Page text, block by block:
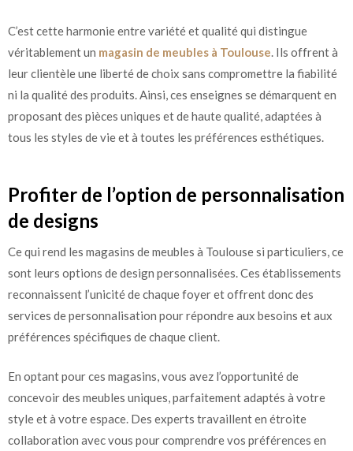
C’est cette harmonie entre variété et qualité qui distingue
véritablement un magasin de meubles à Toulouse. Ils offrent à
leur clientèle une liberté de choix sans compromettre la fiabilité
ni la qualité des produits. Ainsi, ces enseignes se démarquent en
proposant des pièces uniques et de haute qualité, adaptées à
tous les styles de vie et à toutes les préférences esthétiques.
Profiter de l’option de personnalisation
de designs
Ce qui rend les magasins de meubles à Toulouse si particuliers, ce
sont leurs options de design personnalisées. Ces établissements
reconnaissent l’unicité de chaque foyer et offrent donc des
services de personnalisation pour répondre aux besoins et aux
préférences spécifiques de chaque client.
En optant pour ces magasins, vous avez l’opportunité de
concevoir des meubles uniques, parfaitement adaptés à votre
style et à votre espace. Des experts travaillent en étroite
collaboration avec vous pour comprendre vos préférences en